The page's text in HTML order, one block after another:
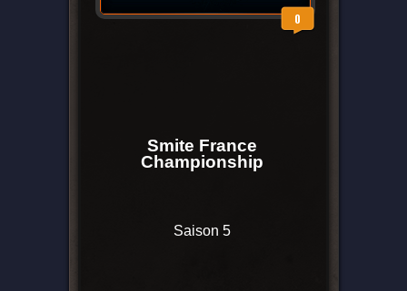
0
Smite France
Championship
Saison 5